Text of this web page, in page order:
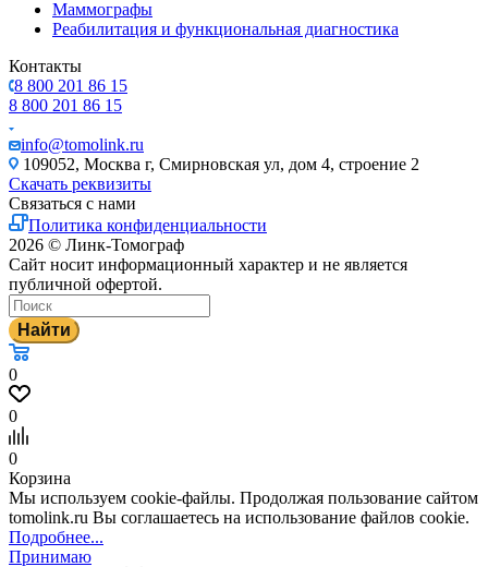
Маммографы
Реабилитация и функциональная диагностика
Контакты
8 800 201 86 15
8 800 201 86 15
info@tomolink.ru
109052, Москва г, Смирновская ул, дом 4, строение 2
Скачать реквизиты
Связаться с нами
Политика конфиденциальности
2026 © Линк-Томограф
Сайт носит информационный характер и не является
публичной офертой.
Найти
0
0
0
Корзина
Мы используем cookie-файлы. Продолжая пользование сайтом
tomolink.ru Вы соглашаетесь на использование файлов cookie.
Подробнее...
Принимаю